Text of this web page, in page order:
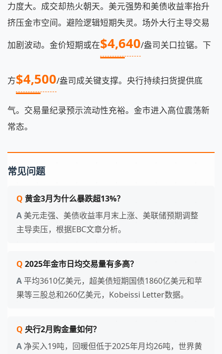
力度大。成交却热火朝天。美元强势和美债收益率抬升
挤压金市空间。避险逻辑短期失灵。场外大行主导交易
加剧波动。金价短期或在$4,640/盎司关口拉锯。下
方$4,500/盎司成关键支撑。央行持续扫货提供底
气。交易量纪录预示流动性充裕。金市进入高位震荡新
常态。
常见问题
黄金3月为什么暴跌超13%？
美元走强、美债收益率月末上涨、美联储预期调整
主导卖压，根据EBC文章分析。
2025年金市日均交易量有多高？
平均3610亿美元，超美债短期国债1860亿美元和苹
果等三股总和260亿美元，Kobeissi Letter数据。
央行2月购金量如何？
净买入19吨，回暖但低于2025年月均26吨，世界黄